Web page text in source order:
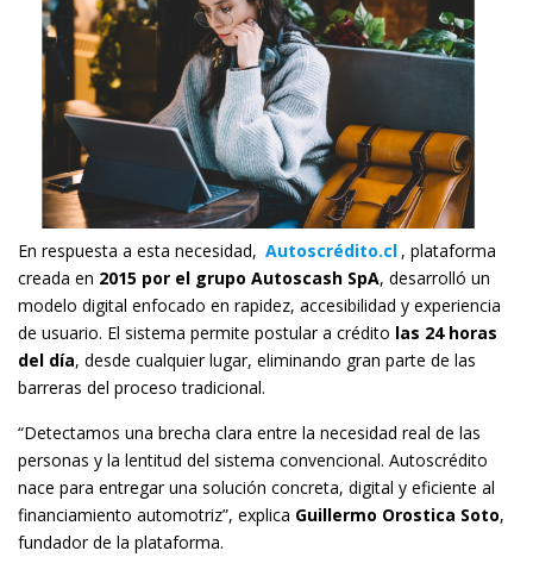
En respuesta a esta necesidad, Autoscrédito.cl , plataforma
creada en 2015 por el grupo Autoscash SpA, desarrolló un
modelo digital enfocado en rapidez, accesibilidad y experiencia
de usuario. El sistema permite postular a crédito las 24 horas
del día, desde cualquier lugar, eliminando gran parte de las
barreras del proceso tradicional.
“Detectamos una brecha clara entre la necesidad real de las
personas y la lentitud del sistema convencional. Autoscrédito
nace para entregar una solución concreta, digital y eficiente al
financiamiento automotriz”, explica Guillermo Orostica Soto,
fundador de la plataforma.